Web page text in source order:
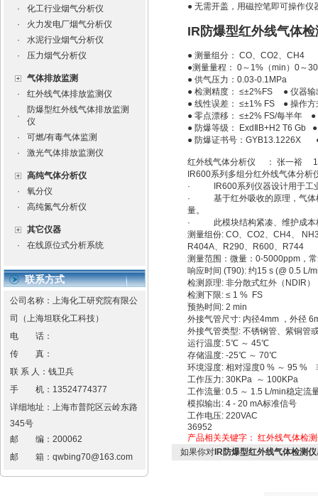
·
化工行业烟气分析仪
·
火力发电厂烟气分析仪
·
水泥行业烟气分析仪
·
压力烟气分析仪
气体排放监测
·
红外线气体排放监测仪
·
防爆型红外线气体排放监测
仪
·
可燃/有毒气体监测
·
激光气体排放监测仪
高纯气体分析仪
·
氧分仪
·
高纯氮气分析仪
其它仪器
·
在线原位式分析系统
联系方式
公司名称：上海化工研究院有限公
司（上海坦联化工科技）
电 话：
传 真：
联 系 人：钱卫兵
手 机： 13524774377
详细地址： 上海市普陀区云岭东路
345号
邮 编： 200062
邮 箱： qwbing70@163.com
● 无需开盖，用磁控笔即可操作仪
IR防爆型红外线气体
● 测量组分： CO、CO2、CH4
●测量量程： 0～1%（min）0～
● 供气压力：0.03-0.1MPa
● 检测精度： ≤±2%FS ● 仪器输
● 线性误差： ≤±1% FS ● 操作方
● 零点漂移： ≤±2% FS/每半年 ●
● 防爆等级： ExdⅡB+H2 T6 Gb
● 防爆证书号：GYB13.1226X
红外线气体分析仪 ： 张一裕
IR600系列多组分红外线气体分析
· IR600系列仪器设计用于工业
· 基于红外吸收的原理，气体检
量。
· 此模块结构紧凑、维护成本
测量组份: CO、CO2、CH4、
R404A、R290、R600、R744
测量范围：微量：0-5000ppm，
响应时间 (T90): 约15 s (@ 0.5 L/
检测原理: 非分散式红外（NDIR）
检测下限: ≤ 1 % FS
预热时间: 2 min
外接气管尺寸: 内径4mm ，外径
外接气管类型: 不锈钢管、紫铜管
运行温度: 5℃ ～ 45℃
存储温度: -25℃ ～ 70℃
环境湿度: 相对湿度0 % ～ 95 %
工作压力: 30KPa ～ 100KPa
工作流量: 0.5 ～ 1.5 L/min稳定流
模拟输出: 4 - 20 mA标准信号
工作电压: 220VAC
36952
产品相关关键字： 红外线气体检
如果你对IR防爆型红外线气体检测仪